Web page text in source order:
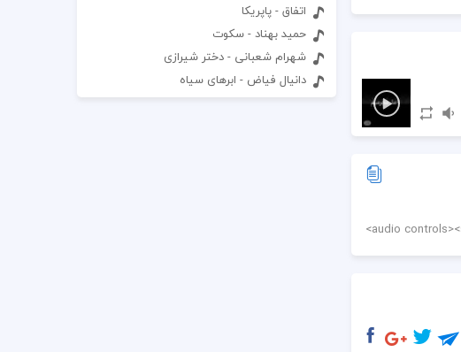
اتفاق - پاپریکا
حمید بهناد - سکوت
شهرام شعبانی - دختر شیرازی
دانیال فیاض - ابرهای سیاه